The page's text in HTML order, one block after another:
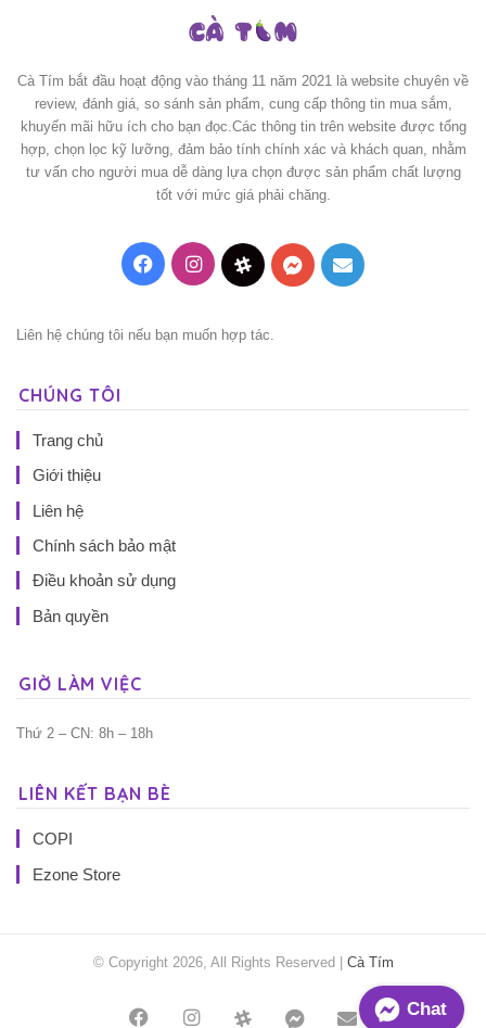
Cà Tím bắt đầu hoạt động vào tháng 11 năm 2021 là website chuyên về
review, đánh giá, so sánh sản phẩm, cung cấp thông tin mua sắm,
khuyến mãi hữu ích cho bạn đọc.Các thông tin trên website được tổng
hợp, chọn lọc kỹ lưỡng, đảm bảo tính chính xác và khách quan, nhằm
tư vấn cho người mua dễ dàng lựa chọn được sản phẩm chất lượng
tốt với mức giá phải chăng.
FacebookInstagramThreadsMessenger
Mail
Liên hệ chúng tôi nếu bạn muốn hợp tác.
CHÚNG TÔI
Trang chủ
Giới thiệu
Liên hệ
Chính sách bảo mật
Điều khoản sử dụng
Bản quyền
GIỜ LÀM VIỆC
Thứ 2 – CN: 8h – 18h
LIÊN KẾT BẠN BÈ
COPI
Ezone Store
© Copyright 2026, All Rights Reserved | Cà Tím
FacebookInstagramThreadsMessenger
Mail Chat